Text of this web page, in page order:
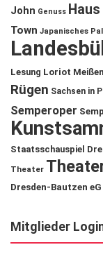
John Genuss
Town Japanisches
Lesung Loriot Meißen
Rügen Sachsen in
Semperoper
Staatsschauspiel
Theater
Dresden-Bautzen eG
Mitglieder